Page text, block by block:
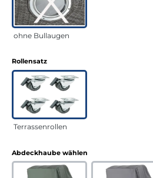
ohne Bullaugen
Rollensatzauswählen
Terrassenrollen
Abdeckhaube wählen